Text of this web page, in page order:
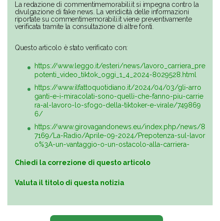
La redazione di commentimemorabili.it si impegna contro la
divulgazione di fake news. La veridicità delle informazioni
riportate su commentimemorabili.it viene preventivamente
verificata tramite la consultazione di altre fonti.
Questo articolo è stato verificato con:
https://www.leggo.it/esteri/news/lavoro_carriera_pre
potenti_video_tiktok_oggi_1_4_2024-8029528.html
https://www.ilfattoquotidiano.it/2024/04/03/gli-arro
ganti-e-i-miracolati-sono-quelli-che-fanno-piu-carrie
ra-al-lavoro-lo-sfogo-della-tiktoker-e-virale/749869
6/
https://www.girovagandonews.eu/index.php/news/8
7169/La-Radio/Aprile-09-2024/Prepotenza-sul-lavor
o%3A-un-vantaggio-o-un-ostacolo-alla-carriera-
Chiedi la correzione di questo articolo
Valuta il titolo di questa notizia